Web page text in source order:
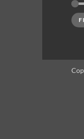
Min.
prijs
prijs